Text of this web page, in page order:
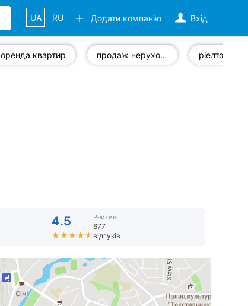
Вхід
Додати компанію
UA RU
оренда квартир продаж нерухомості ріелтор
4.5
★★★★★
★★★★★
Рейтинг
677
відгуків